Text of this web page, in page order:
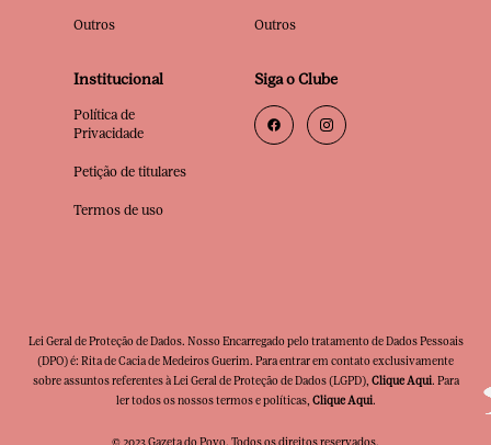
Outros Outros
Institucional
Política de
Privacidade
Petição de titulares
Termos de uso
Siga o Clube
Lei Geral de Proteção de Dados. Nosso Encarregado pelo tratamento de Dados Pessoais
(DPO) é: Rita de Cacia de Medeiros Guerim. Para entrar em contato exclusivamente
sobre assuntos referentes à Lei Geral de Proteção de Dados (LGPD), Clique Aqui. Para
ler todos os nossos termos e políticas, Clique Aqui.
© 2023 Gazeta do Povo. Todos os direitos reservados.